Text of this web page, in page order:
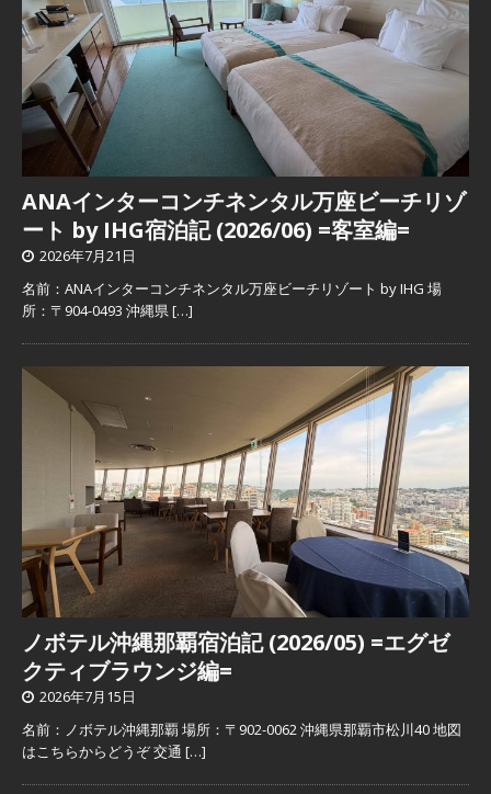
ANAインターコンチネンタル万座ビーチリゾ
ート by IHG宿泊記 (2026/06) =客室編=
2026年7月21日
名前：ANAインターコンチネンタル万座ビーチリゾート by IHG 場
所：〒904-0493 沖縄県[…]
ノボテル沖縄那覇宿泊記 (2026/05) =エグゼ
クティブラウンジ編=
2026年7月15日
名前：ノボテル沖縄那覇 場所：〒902-0062 沖縄県那覇市松川40 地図
はこちらからどうぞ 交通 […]